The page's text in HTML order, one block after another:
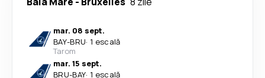
mar. 08 sept.
BAY-BRU· 1 escală
Tarom
mar. 15 sept.
BRU-BAY· 1 escală